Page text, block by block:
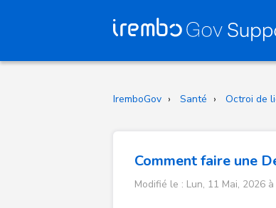
IremboGov Santé Octroi de
Comment faire une
Modifié le : Lun, 11 Mai, 2026